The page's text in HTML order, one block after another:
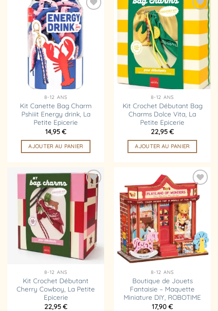
Ajouter
d’envies
8-12 ANS
Kit Canette Bag Charm
Pshiiit Energy drink, La
Petite Epicerie
14,95€
AJOUTER AU PANIER
à la
d’envies
8-12 ANS
Kit Crochet Débutant Bag
Charms Dolce Vita, La
Petite Epicerie
22,95€
AJOUTER AU PANIER
Ajouter
à la
liste
d’envies
8-12 ANS
Kit Crochet Débutant
Cherry Cowboy, La Petite
Epicerie
22,95€
Ajouter
à la
liste
d’envies
8-12 ANS
Boutique de Jouets
Fantaisie – Maquette
Miniature DIY, ROBOTIME
17,90 €